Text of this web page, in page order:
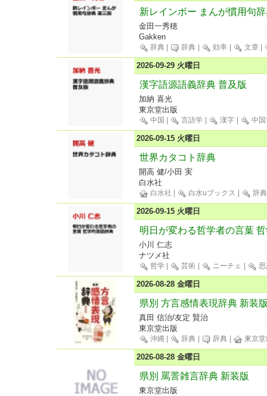
新レインボー まんが慣用句
金田一秀穂
Gakken
辞典 辞典 効率 文章
2026-09-29 火曜日
漢字語源語義辞典 普及版
加納 喜光
東京堂出版
中国 言語学 漢字 中
2026-09-15 火曜日
世界カタコト辞典
開高 健/小田 実
白水社
白水社 白水uブックス 辞典
2026-09-15 火曜日
明日が変わる哲学者の言葉
小川 仁志
ナツメ社
哲学 芸術 ニーチェ 思
2026-08-28 金曜日
県別 方言感情表現辞典 新装
真田 信治/友定 賢治
東京堂出版
沖縄 辞典 辞典 東京堂
2026-08-28 金曜日
県別 罵詈雑言辞典 新装版
東京堂出版